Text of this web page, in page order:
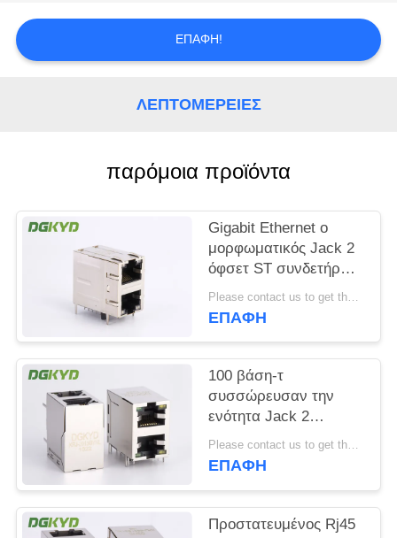
ΖΗΤΉΣΤΕ
SITEMAP
ΠΟΛΙΤΙΚΉ
ΜΥΣΤΙΚΌΤΗΤΑΣ
ΕΠΑΦΉ!
ΛΕΠΤΟΜΈΡΕΙΕΣ
παρόμοια προϊόντα
Gigabit Ethernet ο
μορφωματικός Jack 2
όφσετ ST συνδετήρων
2x1 λιμένων RJ45/Jk
με Leds
Please contact us to get the latest price. MOQ:1 κομμάτι
ΕΠΑΦΉ
100 βάση-τ
συσσώρευσαν την
ενότητα Jack 2
λιμένων RJ45 με
Magnetics η εμβύθιση
Please contact us to get the latest price. MOQ:1 κομμάτι
ΕΠΑΦΉ
Προστατευμένος Rj45